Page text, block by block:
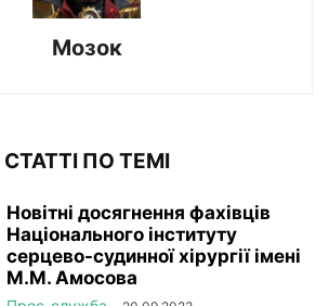
Мозок
СТАТТІ ПО ТЕМІ
Новітні досягнення фахівців
Національного інституту
серцево-судинної хірургії імeні
М.М. Амосова